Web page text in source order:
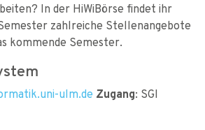
In der HiWiBörse findet ihr
zahlreiche Stellenangebote
kommende Semester.
ulm.de Zugang: SGI